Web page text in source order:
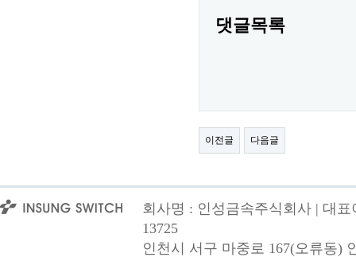
댓글목록
이전글 다음글
회사명 : 인성금속주식회사 | 대
13725
인천시 서구 마중로 167(오류동)